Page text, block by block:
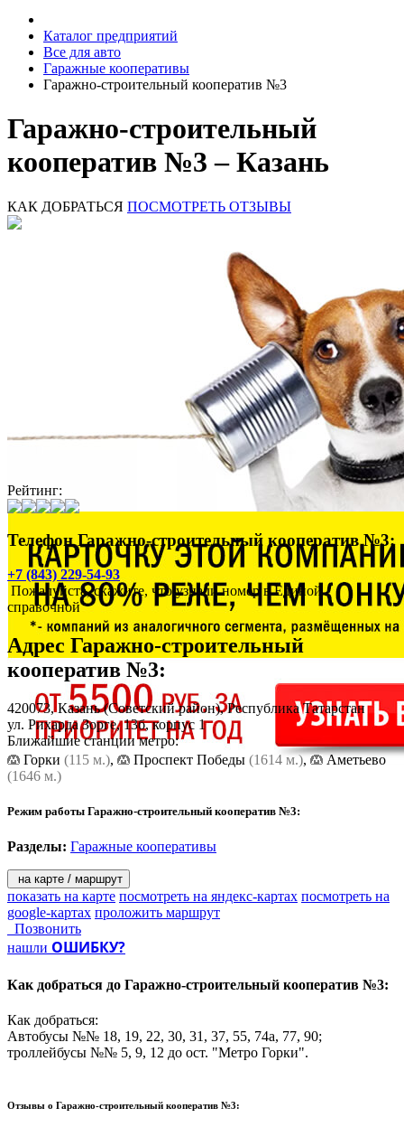
Каталог предприятий
Все для авто
Гаражные кооперативы
Гаражно-строительный кооператив №3
Гаражно-строительный
кооператив №3 – Казань
КАК ДОБРАТЬСЯ ПОСМОТРЕТЬ ОТЗЫВЫ
Рейтинг:
Телефон Гаражно-строительный кооператив №3:
+7 (843) 229-54-93
Пожалуйста, скажите, что узнали номер в Единой
справочной
Адрес Гаражно-строительный
кооператив №3:
420073,Казань(Советский район), Республика Татарстан
ул. Рихарда Зорге, 13б, корпус 1
Ближайшие станции метро:
Горки (115 м.), Проспект Победы (1614 м.),
Аметьево
(1646 м.)
Режим работы Гаражно-строительный кооператив №3:
Разделы: Гаражные кооперативы
на карте / маршрут
показать на карте посмотреть на яндекс-картах посмотреть на
google-картах проложить маршрут
Позвонить
нашли ОШИБКУ?
Как добраться до Гаражно-строительный кооператив №3:
Как добраться:
Автобусы №№ 18, 19, 22, 30, 31, 37, 55, 74а, 77, 90;
троллейбусы №№ 5, 9, 12 до ост. "Метро Горки".
Отзывы о Гаражно-строительный кооператив №3: